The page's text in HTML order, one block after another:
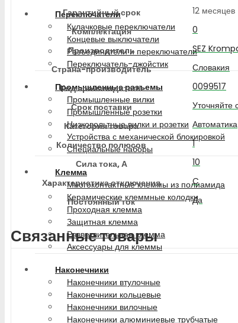
Переключатели
Кулачковые переключатели
Концевые выключатели
Разъединители и переключатели
Переключатель-джойстик
Промышленные разъемы
Промышленные вилки
Промышленные розетки
Низковольтные вилки и розетки
Устройства с механической блокировкой
Специальные наборы
Клемма
Многоконтактные клеммы из полиамида
Керамические клеммные колодки
Проходная клемма
Защитная клемма
Разветвительная клемма
Аксессуары для клеммы
Наконечники
Наконечники втулочные
Наконечники кольцевые
Наконечники вилочные
Наконечники алюминиевые трубчатые
Гарантийный срок
12 месяцев
Комплектация
0
Производитель
SEZ
Страна-производитель
Словакия
Код производителя
0099517
Срок поставки
Уточняйте
Категория товара
Автоматика
Количество полюсов
1
Сила тока, А
10
Характеристика отключения
C
Постоянный ток
Да
Связанные товары